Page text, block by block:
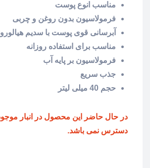
مناسب انوع پوست
فرمولاسیون بدون روغن و چربی
آبرسانی قوی پوست با سدیم
مناسب برای استفاده روزانه
فرمولاسیون بر پایه آب
جذب سریع
حجم 40 میلی لیتر
در حال حاضر این محصول در انبار
دسترس نمی باشد.